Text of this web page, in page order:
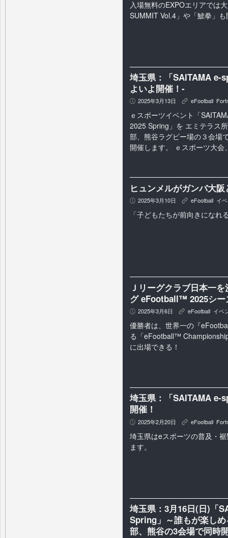
入場無料のEXPOエリアでは
SUMMIT Vol.4」や「鯱拳」
埼玉県：「SAITAMA e-
よいよ開催！-
P 2025年3月13日 K eFootball,
ｅスポーツイベント「
2025 Spring」を エミテラス
部、熊谷ラグビー場の３会場
開催します。 ｅスポーツ大
ヒュンメルがガンバ大
P 2025年3月10日 K eFootball イ
「子どもたちが前向きになれ
Ｊリーグクラブ日本一
グ eFootball™ 2025シー
P 2025年3月6日 K eFootball イベ
優勝者は、世界一の『
る「eFootball™
に出場できる！
埼玉県：「SAITAMA e-
開催！
P 2025年2月20日 K eFootball
埼玉県はeスポーツの普及・
ます。
埼玉県：3月16日(日)「
Spring」～誰もが楽し
部、熊谷の3会場で同時